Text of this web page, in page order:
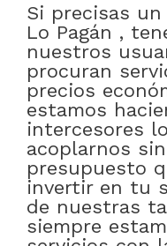
Si precisas
Lo Pagán ,
nuestros
procuran
precios
estamos
intercesores
acoplarnos
presupuesto
invertir en tu
de nuestras
siempre